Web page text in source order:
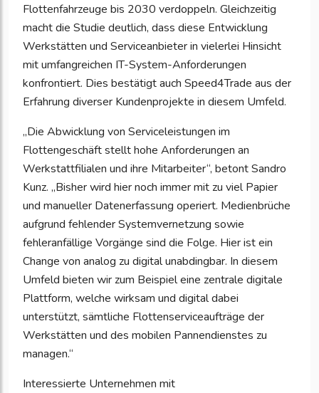
Flottenfahrzeuge bis 2030 verdoppeln. Gleichzeitig
macht die Studie deutlich, dass diese Entwicklung
Werkstätten und Serviceanbieter in vielerlei Hinsicht
mit umfangreichen IT-System-Anforderungen
konfrontiert. Dies bestätigt auch Speed4Trade aus der
Erfahrung diverser Kundenprojekte in diesem Umfeld.
„Die Abwicklung von Serviceleistungen im
Flottengeschäft stellt hohe Anforderungen an
Werkstattfilialen und ihre Mitarbeiter“, betont Sandro
Kunz. „Bisher wird hier noch immer mit zu viel Papier
und manueller Datenerfassung operiert. Medienbrüche
aufgrund fehlender Systemvernetzung sowie
fehleranfällige Vorgänge sind die Folge. Hier ist ein
Change von analog zu digital unabdingbar. In diesem
Umfeld bieten wir zum Beispiel eine zentrale digitale
Plattform, welche wirksam und digital dabei
unterstützt, sämtliche Flottenserviceaufträge der
Werkstätten und des mobilen Pannendienstes zu
managen.“
Interessierte Unternehmen mit